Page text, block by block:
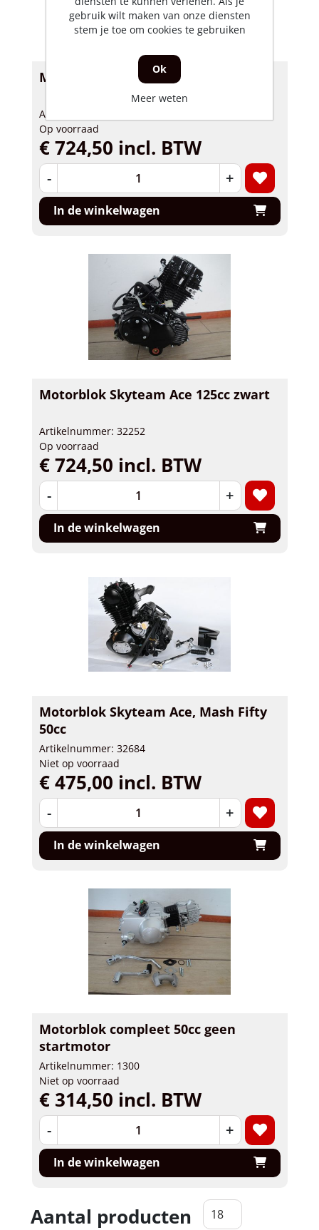
Motorblok Skyteam Ace 125cc grijs
Artikelnummer: 32251
Op voorraad
€ 724,50 incl. BTW
- +
In de winkelwagen
Motorblok Skyteam Ace 125cc zwart
Artikelnummer: 32252
Op voorraad
€ 724,50 incl. BTW
- +
In de winkelwagen
Motorblok Skyteam Ace, Mash Fifty
50cc
Artikelnummer: 32684
Niet op voorraad
€ 475,00 incl. BTW
- +
In de winkelwagen
Motorblok compleet 50cc geen
startmotor
Artikelnummer: 1300
Niet op voorraad
€ 314,50 incl. BTW
- +
In de winkelwagen
Aantal producten
gebruik wilt maken van onze diensten
stem je toe om cookies te gebruiken
Ok
Meer weten